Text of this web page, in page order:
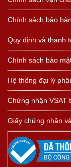
Chính sách bảo
Quy định và thanh
Chính sách bảo
Hệ thống đại lý
Chứng nhận VSAT
Giấy chứng nhận